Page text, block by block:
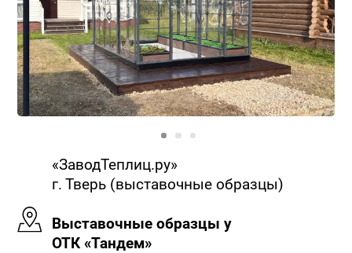
«ЗаводТеплиц.ру»
г. Тверь (выставочные образцы)
Выставочные образцы у
ОТК «Тандем»